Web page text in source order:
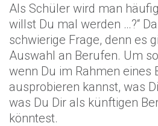
Als Schüler wird man
willst Du mal werden …?“
schwierige Frage, denn es
Auswahl an Berufen. Um
wenn Du im Rahmen eines
ausprobieren kannst, was
was Du Dir als künftigen
könntest.